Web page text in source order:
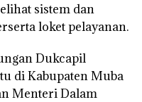
sistem dan
loket pelayanan.
Dukcapil
di Kabupaten Muba
Menteri Dalam